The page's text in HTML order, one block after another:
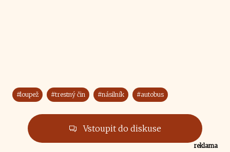
#loupež #trestný čin #násilník #autobus
Vstoupit do diskuse
reklama